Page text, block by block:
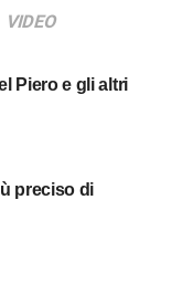
VIDEO
Piero e gli altri
preciso di